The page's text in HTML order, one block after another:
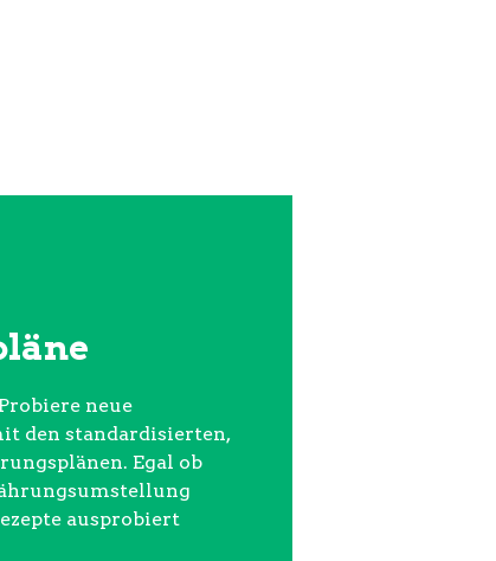
neue
den standardisierten,
Egal ob
ausprobiert